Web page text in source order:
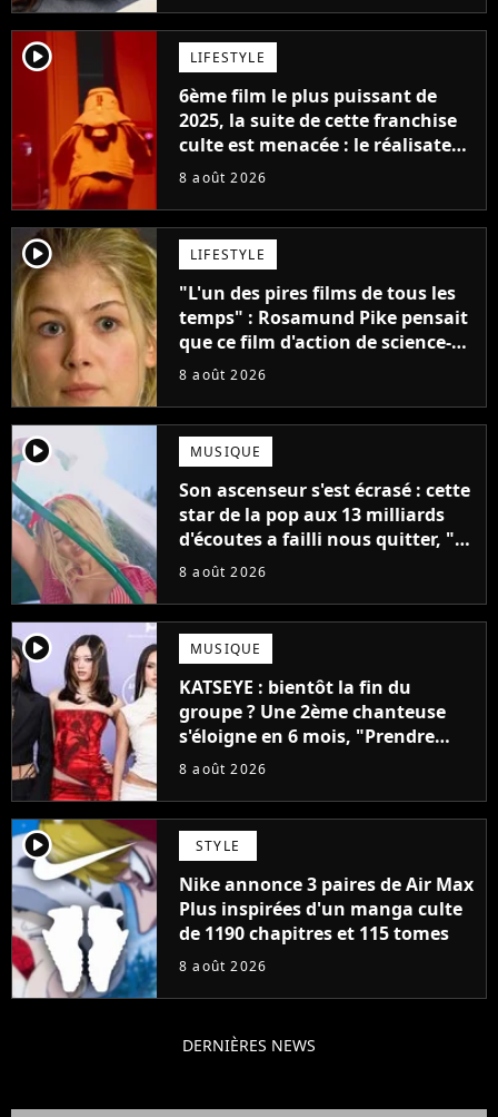
player2 LIFESTYLE
6ème film le plus puissant de
2025, la suite de cette franchise
culte est menacée : le réalisateur
claque la porte pour "différends
8 août 2026
player2 LIFESTYLE
"L'un des pires films de tous les
temps" : Rosamund Pike pensait
que ce film d'action de science-
fiction avec Dwayne Johnson
8 août 2026
player2 MUSIQUE
Son ascenseur s'est écrasé : cette
star de la pop aux 13 milliards
d'écoutes a failli nous quitter, "Je
pensais ne plus jamais chanter"
8 août 2026
player2 MUSIQUE
KATSEYE : bientôt la fin du
groupe ? Une 2ème chanteuse
s'éloigne en 6 mois, "Prendre
cette décision n’a pas été facile"
8 août 2026
player2 STYLE
Nike annonce 3 paires de Air Max
Plus inspirées d'un manga culte
de 1190 chapitres et 115 tomes
8 août 2026
DERNIÈRES NEWS